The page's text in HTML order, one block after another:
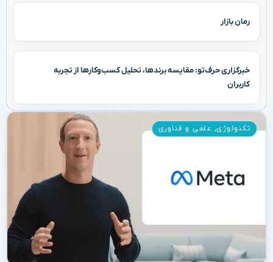
رمان بازار
خبرگزاری حرف‌تو: مقایسه برندها، تحلیل کسب‌وکارها از تجربه
کاربران
تکنولوژی, علمی و فناوری